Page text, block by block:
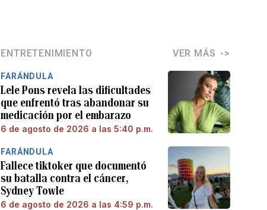
ENTRETENIMIENTO VER MÁS
FARÁNDULA
Lele Pons revela las dificultades
que enfrentó tras abandonar su
medicación por el embarazo
6 de agosto de 2026 a las 5:40 p.m.
FARÁNDULA
Fallece tiktoker que documentó
su batalla contra el cáncer,
Sydney Towle
6 de agosto de 2026 a las 4:59 p.m.